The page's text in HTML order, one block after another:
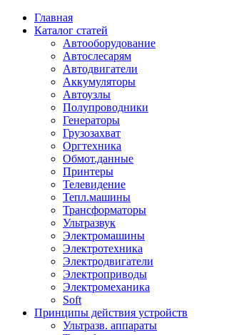
Главная
Каталог статей
Автооборудование
Автослесарям
Автодвигатели
Аккумуляторы
Автоузлы
Полупроводники
Генераторы
Грузозахват
Оргтехника
Обмот.данные
Принтеры
Телевидение
Тепл.машины
Трансформаторы
Ультразвук
Электромашины
Электротехника
Электродвигатели
Электроприводы
Электромеханика
Soft
Принципы действия устройств
Ультразв. аппараты